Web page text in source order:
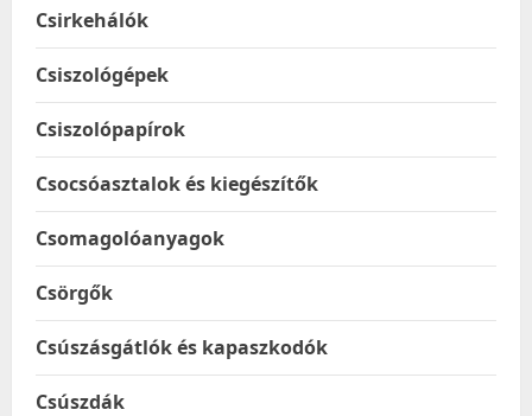
Csirkehálók
Csiszológépek
Csiszolópapírok
Csocsóasztalok és kiegészítők
Csomagolóanyagok
Csörgők
Csúszásgátlók és kapaszkodók
Csúszdák